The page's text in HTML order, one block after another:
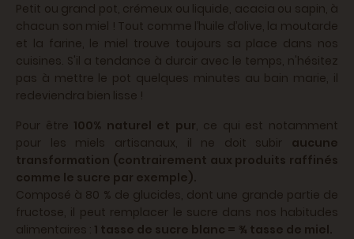
Petit ou grand pot, crémeux ou liquide, acacia ou sapin, à
chacun son miel ! Tout comme l’huile d’olive, la moutarde
et la farine, le miel trouve toujours sa place dans nos
cuisines. S'il a tendance à durcir avec le temps, n'hésitez
pas à mettre le pot quelques minutes au bain marie, il
redeviendra bien lisse !
Pour être 100% naturel et pur, ce qui est notamment
pour les miels artisanaux, il ne doit subir aucune
transformation (contrairement aux produits raffinés
comme le sucre par exemple).
Composé à 80 % de glucides, dont une grande partie de
fructose, il peut remplacer le sucre dans nos habitudes
alimentaires : 1 tasse de sucre blanc = ¾ tasse de miel.